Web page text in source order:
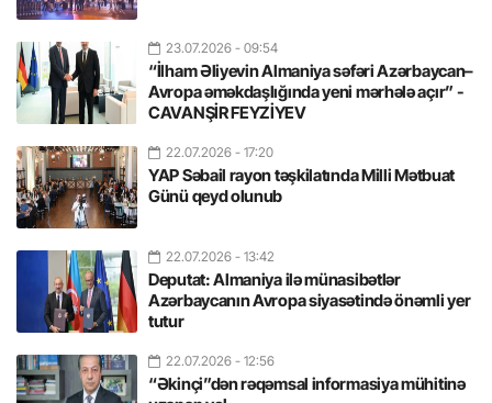
23.07.2026 - 09:54
“İlham Əliyevin Almaniya səfəri Azərbaycan–
Avropa əməkdaşlığında yeni mərhələ açır” -
CAVANŞİR FEYZİYEV
22.07.2026 - 17:20
YAP Səbail rayon təşkilatında Milli Mətbuat
Günü qeyd olunub
22.07.2026 - 13:42
Deputat: Almaniya ilə münasibətlər
Azərbaycanın Avropa siyasətində önəmli yer
tutur
22.07.2026 - 12:56
“Əkinçi”dən rəqəmsal informasiya mühitinə